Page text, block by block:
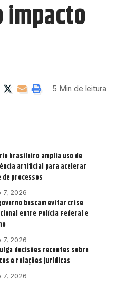
impacto
5 Min de leitura
brasileiro amplia uso de
artificial para acelerar
de processos
7, 2026
buscam evitar crise
entre Polícia Federal e
7, 2026
decisões recentes sobre
e relações jurídicas
7, 2026